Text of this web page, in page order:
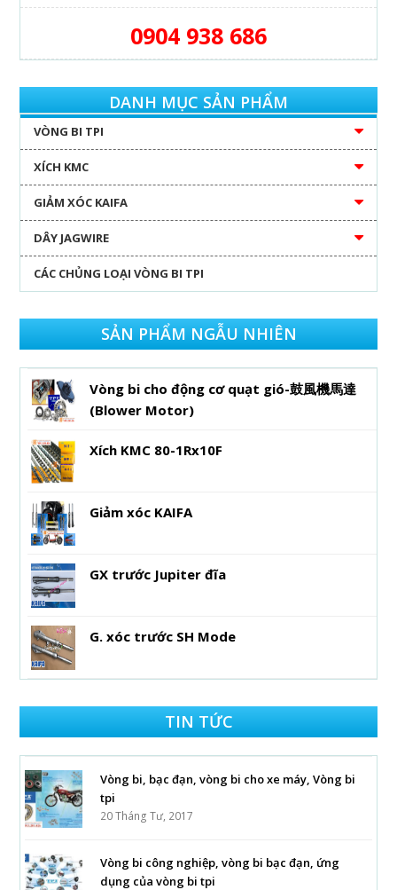
0904 938 686
DANH MỤC SẢN PHẨM
VÒNG BI TPI
XÍCH KMC
GIẢM XÓC KAIFA
DÂY JAGWIRE
CÁC CHỦNG LOẠI VÒNG BI TPI
SẢN PHẨM NGẪU NHIÊN
Vòng bi cho động cơ quạt gió-鼓風機馬達
(Blower Motor)
Xích KMC 80-1Rx10F
Giảm xóc KAIFA
GX trước Jupiter đĩa
G. xóc trước SH Mode
TIN TỨC
Vòng bi, bạc đạn, vòng bi cho xe máy, Vòng bi
tpi
20 Tháng Tư, 2017
Vòng bi công nghiệp, vòng bi bạc đạn, ứng
dụng của vòng bi tpi